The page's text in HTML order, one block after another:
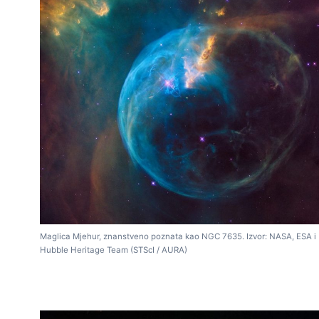
Maglica Mjehur, znanstveno poznata kao NGC 7635. Izvor: NASA, ESA i
Hubble Heritage Team (STScI / AURA)